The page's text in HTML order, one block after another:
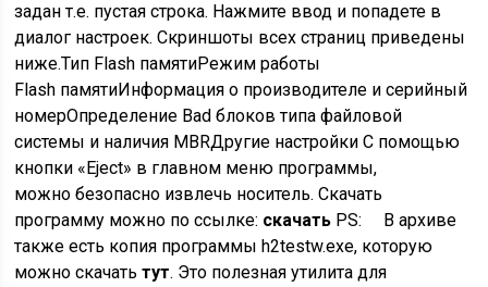
задан т.е. пустая строка. Нажмите ввод и попадете в
диалог настроек. Скриншоты всех страниц приведены
ниже.Тип Flash памятиРежим работы
Flash памятиИнформация о производителе и серийный
номерОпределение Bad блоков типа файловой
системы и наличия MBRДругие настройки С помощью
кнопки «Eject» в главном меню программы,
можно безопасно извлечь носитель. Скачать
программу можно по ссылке: скачать PS: В архиве
также есть копия программы h2testw.exe, которую
можно скачатьтут. Это полезная утилита для